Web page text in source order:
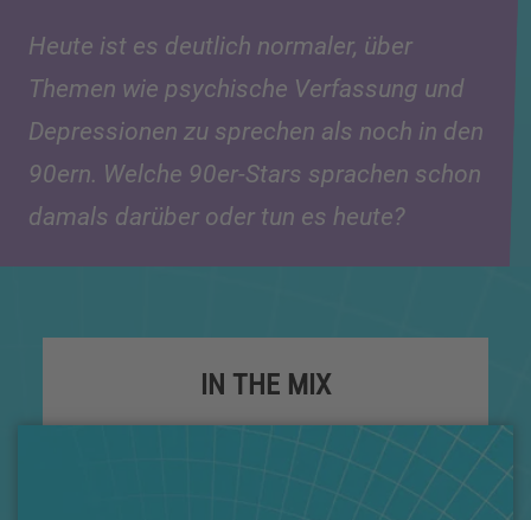
Heute ist es deutlich normaler, über
Themen wie psychische Verfassung und
Depressionen zu sprechen als noch in den
90ern. Welche 90er-Stars sprachen schon
damals darüber oder tun es heute?
IN THE MIX